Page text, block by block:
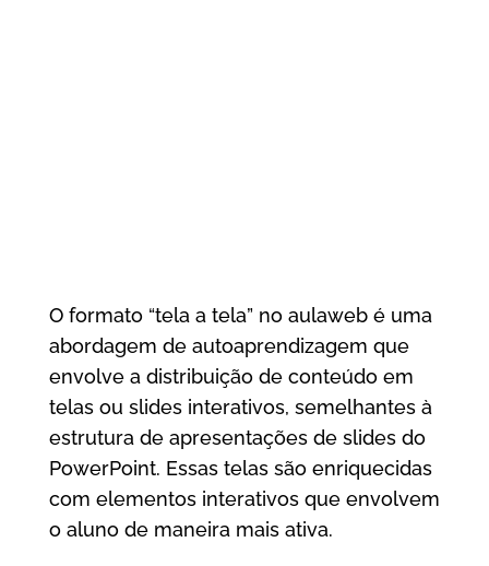
O formato “tela a tela” no aulaweb é uma
abordagem de autoaprendizagem que
envolve a distribuição de conteúdo em
telas ou slides interativos, semelhantes à
estrutura de apresentações de slides do
PowerPoint. Essas telas são enriquecidas
com elementos interativos que envolvem
o aluno de maneira mais ativa.